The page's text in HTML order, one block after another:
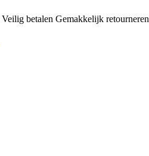
Veilig betalen Gemakkelijk retourneren